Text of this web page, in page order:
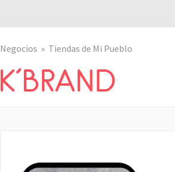
Negocios Tiendas de Mi Pueblo
K´BRAND